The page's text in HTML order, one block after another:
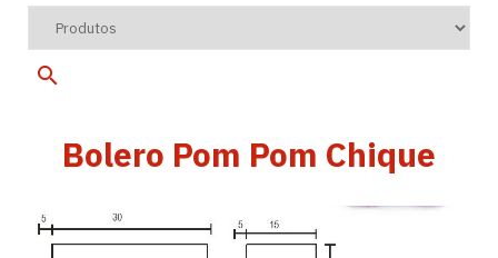
Bolero Pom Pom Chique